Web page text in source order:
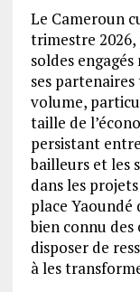
Le Cameroun
trimestre 2026,
soldes engagés
ses
volume,
taille de
persistant
bailleurs et les
dans les
place
bien connu des
disposer de
à les